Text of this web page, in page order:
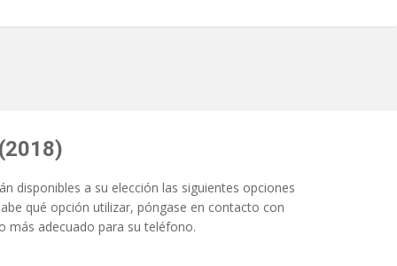
disponibles a su elección las siguientes opciones
qué opción utilizar, póngase en contacto con
más adecuado para su teléfono.